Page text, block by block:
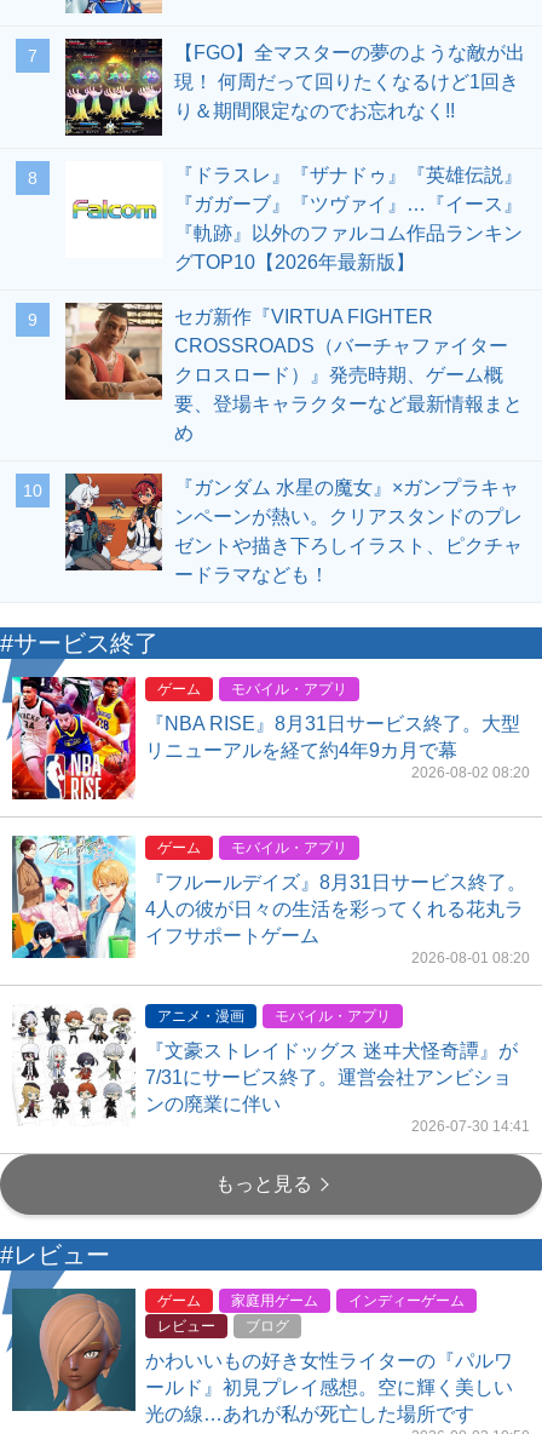
7
【FGO】全マスターの夢のような敵が出
現！ 何周だって回りたくなるけど1回き
り＆期間限定なのでお忘れなく!!
8
『ドラスレ』『ザナドゥ』『英雄伝説』
『ガガーブ』『ツヴァイ』…『イース』
『軌跡』以外のファルコム作品ランキン
グTOP10【2026年最新版】
9
セガ新作『VIRTUA FIGHTER
CROSSROADS（バーチャファイター
クロスロード）』発売時期、ゲーム概
要、登場キャラクターなど最新情報まと
め
10
『ガンダム 水星の魔女』×ガンプラキャ
ンペーンが熱い。クリアスタンドのプレ
ゼントや描き下ろしイラスト、ピクチャ
ードラマなども！
#サービス終了
ゲーム モバイル・アプリ
『NBA RISE』8月31日サービス終了。大型
リニューアルを経て約4年9カ月で幕
2026-08-02 08:20
ゲーム モバイル・アプリ
『フルールデイズ』8月31日サービス終了。
4人の彼が日々の生活を彩ってくれる花丸ラ
イフサポートゲーム
2026-08-01 08:20
アニメ・漫画 モバイル・アプリ
『文豪ストレイドッグス 迷ヰ犬怪奇譚』が
7/31にサービス終了。運営会社アンビショ
ンの廃業に伴い
2026-07-30 14:41
もっと見る
#レビュー
ゲーム 家庭用ゲーム
インディーゲーム
レビュー
ブログ
かわいいもの好き女性ライターの『パルワ
ールド』初見プレイ感想。空に輝く美しい
光の線…あれが私が死亡した場所です